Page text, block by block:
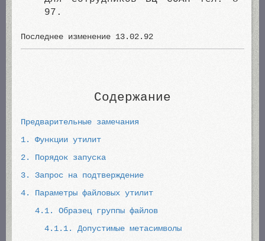
97.
Последнее изменение 13.02.92
Содержание
Предварительные замечания
1. Функции утилит
2. Порядок запуска
3. Запрос на подтверждение
4. Параметры файловых утилит
4.1. Образец группы файлов
4.1.1. Допустимые метасимволы